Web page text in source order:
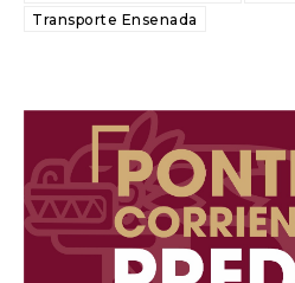
Transporte Ensenada